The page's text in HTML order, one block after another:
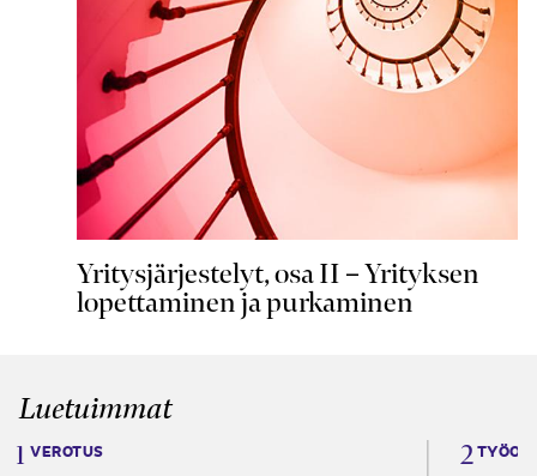
Yritysjärjestelyt, osa II – Yrityksen
lopettaminen ja purkaminen
Luetuimmat
VEROTUS